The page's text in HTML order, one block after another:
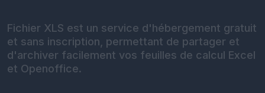
Fichier XLS est un service d'hébergement gratuit
et sans inscription, permettant de partager et
d'archiver facilement vos feuilles de calcul Excel
et Openoffice.